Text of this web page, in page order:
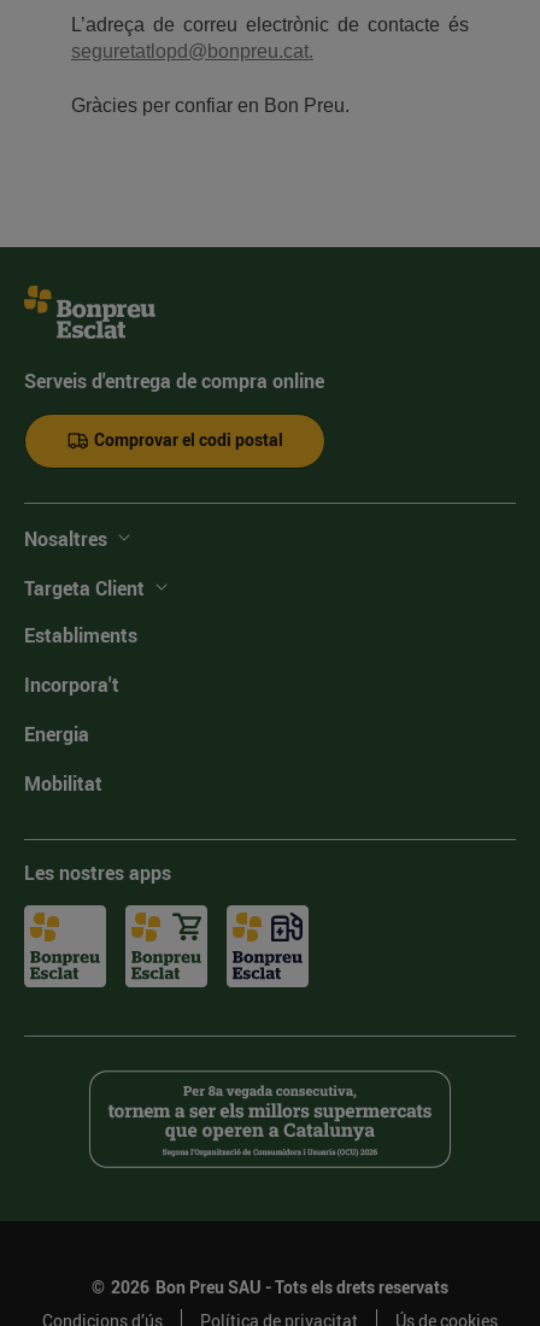
L’adreça de correu electrònic de contacte és
seguretatlopd@bonpreu.cat.
Gràcies per confiar en Bon Preu.
Serveis d'entrega de compra online
Comprovar el codi postal
Nosaltres
Targeta Client
Establiments
Incorpora't
Energia
Mobilitat
Les nostres apps
© 2026 Bon Preu SAU - Tots els drets reservats
Condicions d’ús
Política de privacitat Ús de cookies